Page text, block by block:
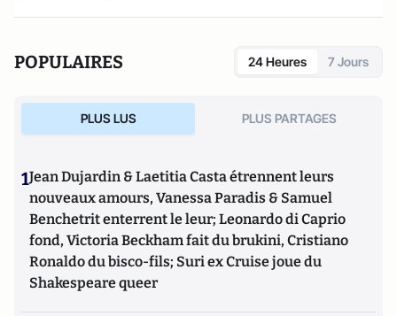
POPULAIRES 24 Heures 7 Jours
PLUS LUS PLUS PARTAGES
1Jean Dujardin & Laetitia Casta étrennent leurs
nouveaux amours, Vanessa Paradis & Samuel
Benchetrit enterrent le leur; Leonardo di Caprio
fond, Victoria Beckham fait du brukini, Cristiano
Ronaldo du bisco-fils; Suri ex Cruise joue du
Shakespeare queer